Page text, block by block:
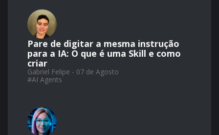
Pare de digitar a mesma instrução
para a IA: O que é uma Skill e como
criar
Gabriel Felipe - 07 de Agosto
#AI Agents